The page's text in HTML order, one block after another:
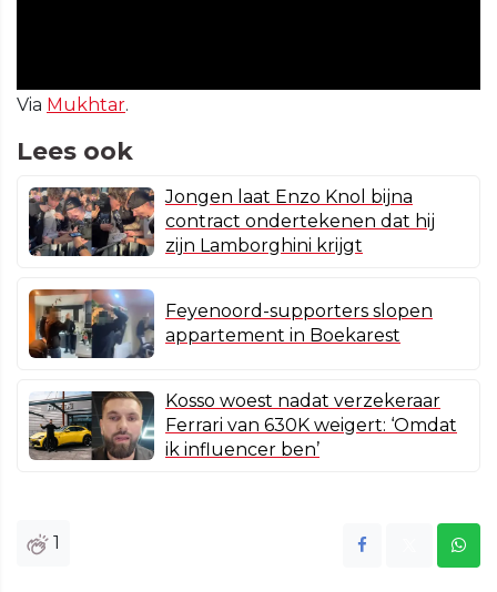
Via Mukhtar.
Lees ook
Jongen laat Enzo Knol bijna
contract ondertekenen dat hij
zijn Lamborghini krijgt
Feyenoord-supporters slopen
appartement in Boekarest
Kosso woest nadat verzekeraar
Ferrari van 630K weigert: ‘Omdat
ik influencer ben’
1